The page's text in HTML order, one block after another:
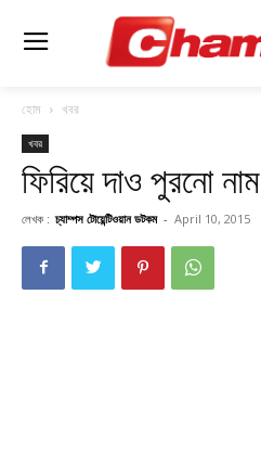
হোম খবর
খবর
ফিরিয়ে দাও পুরনাে নাম
লেখক : চ্যাম্পস টোয়েন্টিওয়ান ডটকম - April 10, 2015